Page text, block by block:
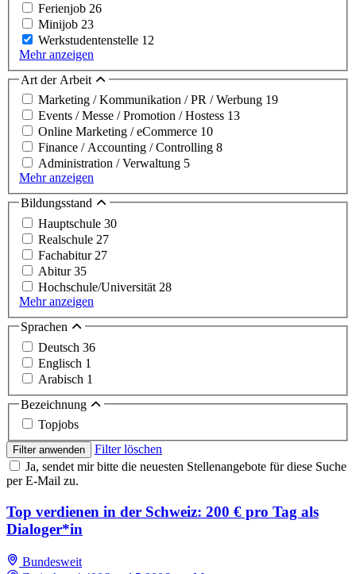
Ferienjob 26
Minijob 23
Werkstudentenstelle 12
Mehr anzeigen
Art der Arbeit
Marketing / Kommunikation / PR / Werbung 19
Events / Messe / Promotion / Hostess 13
Online Marketing / eCommerce 10
Finance / Accounting / Controlling 8
Administration / Verwaltung 5
Mehr anzeigen
Bildungsstand
Hauptschule 30
Realschule 27
Fachabitur 27
Abitur35
Hochschule/Universität 28
Mehr anzeigen
Sprachen
Deutsch 36
Englisch 1
Arabisch 1
Bezeichnung
Topjobs
Filter anwenden
Filter löschen
Ja, sendet mir bitte die neuesten Stellenangebote für diese Suche
per E-Mail zu.
Top verdienen in der Schweiz: 200 € pro Tag als
Dialoger*in
Bundesweit